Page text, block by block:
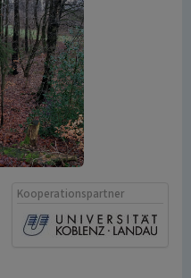
Kooperationspartner